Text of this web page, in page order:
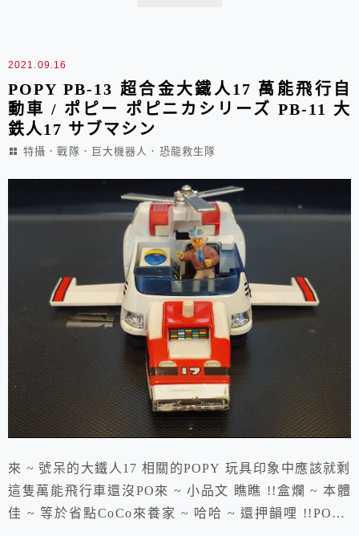
2021.09.16
POPY PB-13 超合金大鐵人17 萬能飛行自
動車 / ポピー ポピニカシリーズ PB-11 大
鉄人17 サブマシン
特攝．戰隊．巨大機器人．恐龍救生隊
來 ~ 號呆的大鐵人17 相關的POPY 玩具印象中應該就剩
這隻萬能飛行車還沒PO來 ~ 小品文 瞧瞧 !!盒爛 ~ 本體
佳 ~ 等於省點CoCo來養家 ~ 哈哈 ~ 還押韻哩 !!POPY